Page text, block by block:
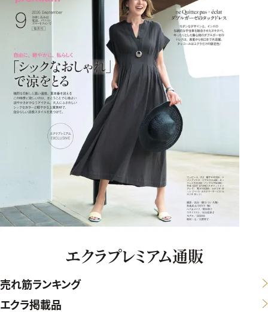
エクラプレミアム通販
売れ筋ランキング
エクラ掲載品